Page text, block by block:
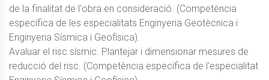
de la finalitat de l'obra en consideració. (Competència
específica de les especialitats Enginyeria Geotècnica i
Enginyeria Sísmica i Geofísica).
Avaluar el risc sísmic. Plantejar i dimensionar mesures de
reducció del risc. (Competència específica de l'especialitat